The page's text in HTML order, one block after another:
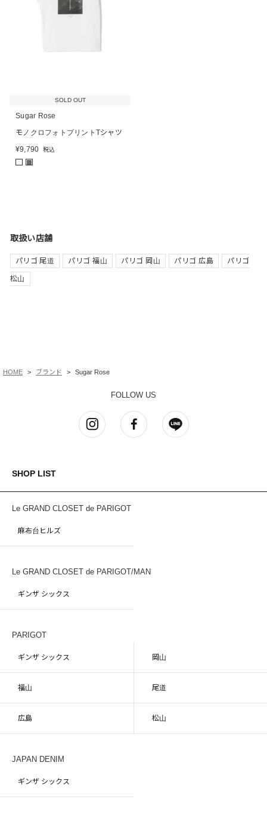
SOLD OUT
Sugar Rose
モノクロフォトプリントTシャツ
¥9,790 税込
■
取扱い店舗
パリゴ 尾道 パリゴ 福山 パリゴ 岡山 パリゴ 広島 パリゴ
松山
HOME ブランド Sugar Rose
FOLLOW US
SHOP LIST
Le GRAND CLOSET de PARIGOT
麻布台ヒルズ
Le GRAND CLOSET de PARIGOT/MAN
ギンザ シックス
PARIGOT
ギンザ シックス 岡山
福山 尾道
広島 松山
JAPAN DENIM
ギンザ シックス